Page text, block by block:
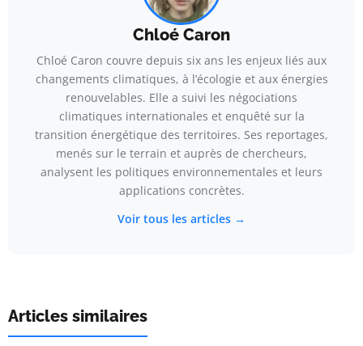
Chloé Caron
Chloé Caron couvre depuis six ans les enjeux liés aux
changements climatiques, à l’écologie et aux énergies
renouvelables. Elle a suivi les négociations
climatiques internationales et enquêté sur la
transition énergétique des territoires. Ses reportages,
menés sur le terrain et auprès de chercheurs,
analysent les politiques environnementales et leurs
applications concrètes.
Voir tous les articles →
Articles similaires